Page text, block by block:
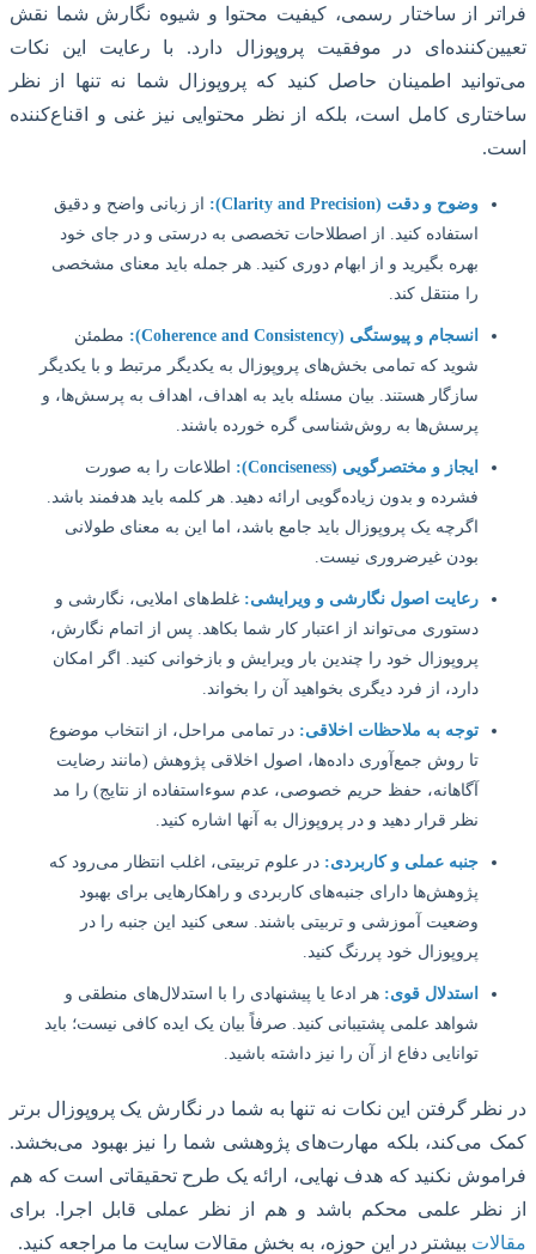
از ساختار رسمی، کیفیت محتوا و شیوه نگارش شما نقش
در موفقیت پروپوزال دارد. با رعایت این نکات
اطمینان حاصل کنید که پروپوزال شما نه تنها از نظر
کامل است، بلکه از نظر محتوایی نیز غنی و اقناع‌کننده
وضوح و دقت (Clarity and Precision):
از زبانی واضح و دقیق
استفاده کنید. از اصطلاحات تخصصی به درستی و در جای خود
بهره بگیرید و از ابهام دوری کنید. هر جمله باید معنای مشخصی
را منتقل کند.
انسجام و پیوستگی (Coherence and Consistency):
مطمئن
شوید که تمامی بخش‌های پروپوزال به یکدیگر مرتبط و با یکدیگر
سازگار هستند. بیان مسئله باید به اهداف، اهداف به پرسش‌ها، و
پرسش‌ها به روش‌شناسی گره خورده باشند.
ایجاز و مختصرگویی (Conciseness):
اطلاعات را به صورت
فشرده و بدون زیاده‌گویی ارائه دهید. هر کلمه باید هدفمند باشد.
اگرچه یک پروپوزال باید جامع باشد، اما این به معنای طولانی
بودن غیرضروری نیست.
رعایت اصول نگارشی و ویرایشی:غلط‌های املایی، نگارشی و
دستوری می‌تواند از اعتبار کار شما بکاهد. پس از اتمام نگارش،
پروپوزال خود را چندین بار ویرایش و بازخوانی کنید. اگر امکان
دارد، از فرد دیگری بخواهید آن را بخواند.
توجه به ملاحظات اخلاقی:در تمامی مراحل، از انتخاب موضوع
تا روش جمع‌آوری داده‌ها، اصول اخلاقی پژوهش (مانند رضایت
آگاهانه، حفظ حریم خصوصی، عدم سوءاستفاده از نتایج) را مد
نظر قرار دهید و در پروپوزال به آنها اشاره کنید.
جنبه عملی و کاربردی:در علوم تربیتی، اغلب انتظار می‌رود که
پژوهش‌ها دارای جنبه‌های کاربردی و راهکارهایی برای بهبود
وضعیت آموزشی و تربیتی باشند. سعی کنید این جنبه را در
پروپوزال خود پررنگ کنید.
استدلال قوی: هر ادعا یا پیشنهادی را با استدلال‌های منطقی و
شواهد علمی پشتیبانی کنید. صرفاً بیان یک ایده کافی نیست؛ باید
توانایی دفاع از آن را نیز داشته باشید.
گرفتن این نکات نه تنها به شما در نگارش یک پروپوزال برتر
می‌کند، بلکه مهارت‌های پژوهشی شما را نیز بهبود می‌بخشد.
نکنید که هدف نهایی، ارائه یک طرح تحقیقاتی است که هم
علمی محکم باشد و هم از نظر عملی قابل اجرا. برای
بیشتر در این حوزه، به بخش مقالات سایت ما مراجعه کنید.